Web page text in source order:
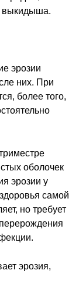
выкидыша.
эрозии
них. При
более того,
оболочек
эрозии у
самой
но требует
эрозия,